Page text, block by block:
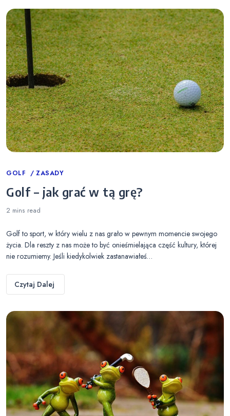
Categories
GOLF ZASADY
Golf – jak grać w tą grę?
2 mins read
Golf to sport, w który wielu z nas grało w pewnym momencie swojego
życia. Dla reszty z nas może to być onieśmielająca część kultury, której
nie rozumiemy. Jeśli kiedykolwiek zastanawiałeś…
Czytaj Dalej